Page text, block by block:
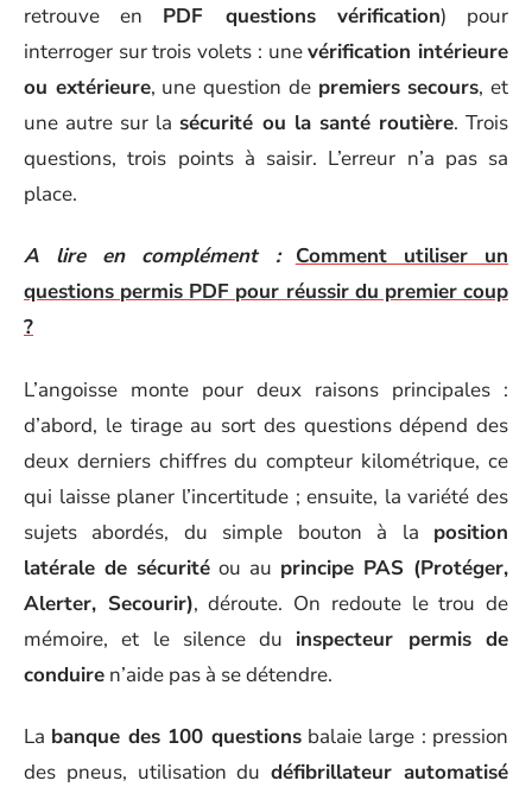
retrouve en PDF questions vérification) pour
interroger sur trois volets : unevérification intérieure
ou extérieure, une question de premiers secours, et
une autre sur la sécurité ou la santé routière. Trois
questions, trois points à saisir. L’erreur n’a pas sa
place.
A lire en complément :
Comment utiliser un
questions permis PDF pour réussir du premier coup
?
L’angoisse monte pour deux raisons principales :
d’abord, le tirage au sort des questions dépend des
deux derniers chiffres du compteur kilométrique, ce
qui laisse planer l’incertitude ; ensuite, la variété des
sujets abordés, du simple bouton à la position
latérale de sécurité ou au principe PAS (Protéger,
Alerter, Secourir), déroute. On redoute le trou de
mémoire, et le silence du inspecteur permis de
conduire n’aide pas à se détendre.
La banque des 100 questionsbalaie large : pression
des pneus, utilisation dudéfibrillateur automatisé